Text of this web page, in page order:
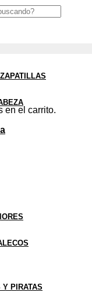
en el carrito.
PIRATAS